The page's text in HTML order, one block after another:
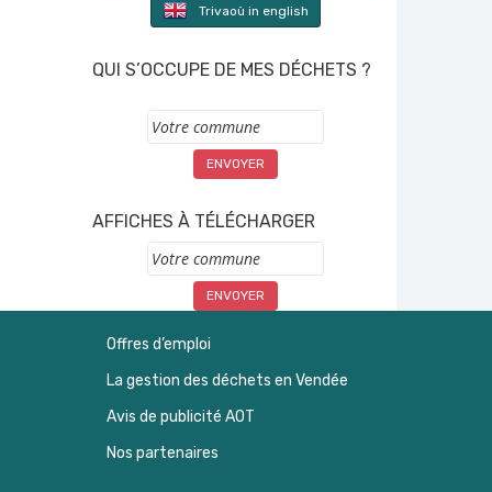
Trivaoù in english
QUI S’OCCUPE DE MES DÉCHETS ?
Commune
AFFICHES À TÉLÉCHARGER
Commune
Offres d’emploi
La gestion des déchets en Vendée
Avis de publicité AOT
Nos partenaires